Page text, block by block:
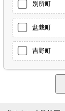
別所町
盆栽町
吉野町